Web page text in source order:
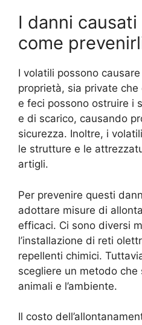
I danni
come
I volatili possono
proprietà, sia private
e feci possono ostruire i
e di scarico, causando
sicurezza. Inoltre, i
le strutture e le
artigli.
Per prevenire questi
adottare misure di
efficaci. Ci sono diversi
l’installazione di reti
repellenti chimici.
scegliere un metodo che
animali e l’ambiente.
Il costo